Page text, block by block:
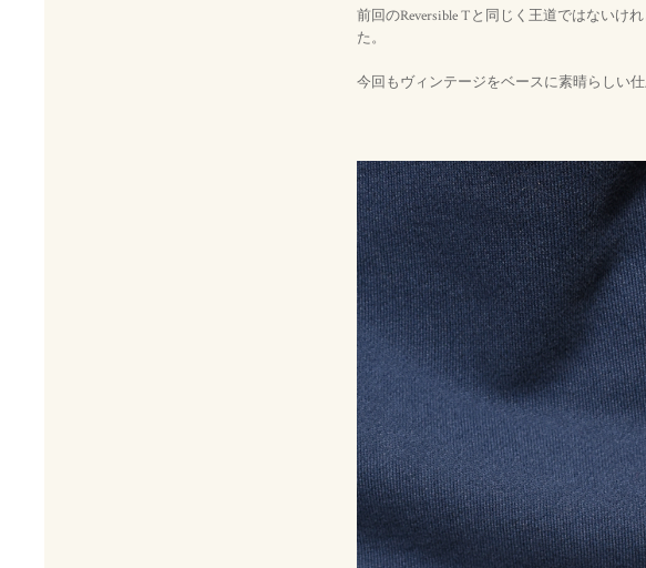
前回のReversible Tと同じく王道ではないけ
た。
今回もヴィンテージをベースに素晴らしい